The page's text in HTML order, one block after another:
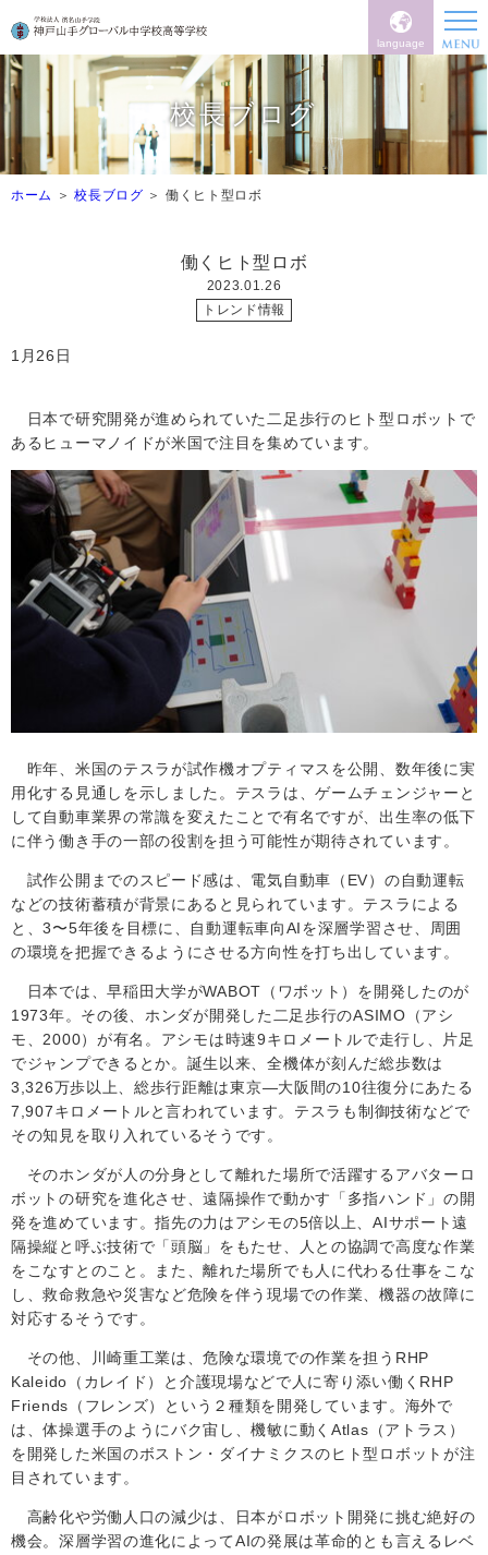
language
校長ブログ
ホーム 校長ブログ 働くヒト型ロボ
働くヒト型ロボ
2023.01.26
トレンド情報
1月26日
日本で研究開発が進められていた二足歩行のヒト型ロボットで
あるヒューマノイドが米国で注目を集めています。
昨年、米国のテスラが試作機オプティマスを公開、数年後に実
用化する見通しを示しました。テスラは、ゲームチェンジャーと
して自動車業界の常識を変えたことで有名ですが、出生率の低下
に伴う働き手の一部の役割を担う可能性が期待されています。
試作公開までのスピード感は、電気自動車（ EV）の自動運転
などの技術蓄積が背景にあると見られています。テスラによる
と、3〜5年後を目標に、自動運転車向AIを深層学習させ、周囲
の環境を把握できるようにさせる方向性を打ち出しています。
日本では、早稲田大学がWABOT （ワボット）を開発したのが
1973年。その後、ホンダが開発した二足歩行のASIMO （アシ
モ、 2000）が有名。アシモは時速9キロメートルで走行し、片足
でジャンプできるとか。誕生以来、全機体が刻んだ総歩数は
3,326万歩以上、総歩行距離は東京―大阪間の10往復分にあたる
7,907キロメートルと言われています。テスラも制御技術などで
その知見を取り入れているそうです。
そのホンダが人の分身として離れた場所で活躍するアバターロ
ボットの研究を進化させ、遠隔操作で動かす「多指ハンド」の開
発を進めています。指先の力はアシモの5倍以上、AIサポート遠
隔操縦と呼ぶ技術で「頭脳」をもたせ、人との協調で高度な作業
をこなすとのこと。また、離れた場所でも人に代わる仕事をこな
し、救命救急や災害など危険を伴う現場での作業、機器の故障に
対応するそうです。
その他、川崎重工業は、危険な環境での作業を担う RHP
Kaleido （カレイド）と介護現場などで人に寄り添い働く RHP
Friends （フレンズ）という２種類を開発しています。海外で
は、体操選手のようにバク宙し、機敏に動く Atlas （アトラス）
を開発した米国のボストン・ダイナミクスのヒト型ロボットが注
目されています。
高齢化や労働人口の減少は、日本がロボット開発に挑む絶好の
機会。深層学習の進化によってAIの発展は革命的とも言えるレベ